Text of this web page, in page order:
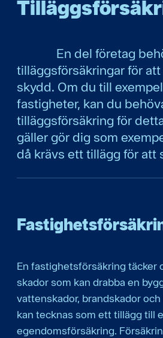
En del företag
tilläggsförsäkringar för
skydd. Om du till
fastigheter, kan du
tilläggsförsäkring för
gäller gör dig som
då krävs ett tillägg för att
En fastighetsförsäkring täcker
skador som kan drabba en
vattenskador, brandskador
kan tecknas som ett tillägg till
egendomsförsäkring.